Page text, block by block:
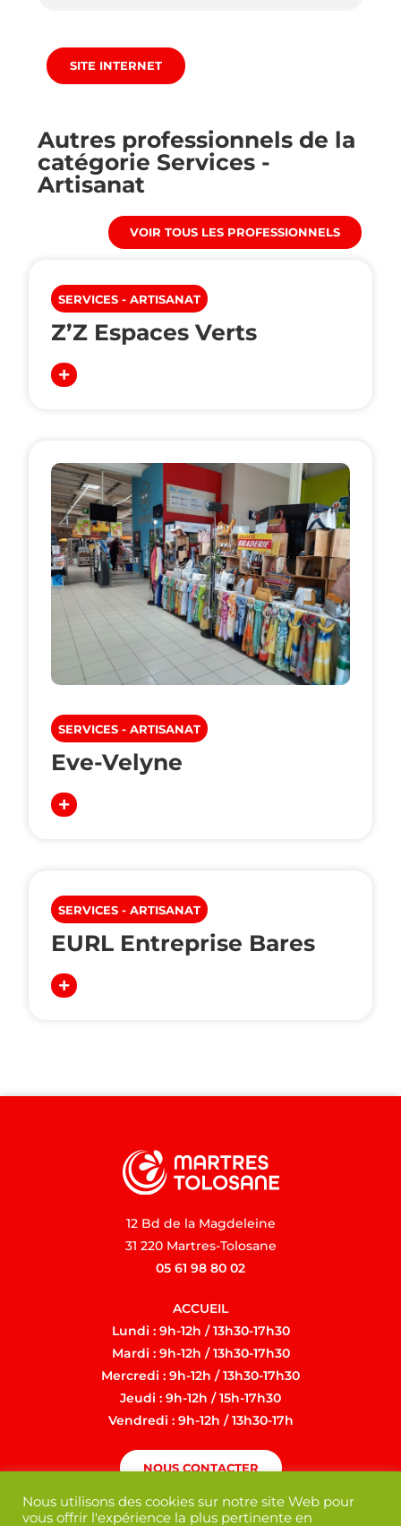
SITE INTERNET
Autres professionnels de la
catégorie Services -
Artisanat
VOIR TOUS LES PROFESSIONNELS
SERVICES - ARTISANAT
Z’Z Espaces Verts
SERVICES - ARTISANAT
Eve-Velyne
SERVICES - ARTISANAT
EURL Entreprise Bares
12 Bd de la Magdeleine
31 220 Martres-Tolosane
05 61 98 80 02
ACCUEIL
Lundi : 9h-12h / 13h30-17h30
Mardi : 9h-12h / 13h30-17h30
Mercredi : 9h-12h / 13h30-17h30
Jeudi : 9h-12h / 15h-17h30
Vendredi : 9h-12h / 13h30-17h
NOUS CONTACTER
Nous utilisons des cookies sur notre site Web pour
vous offrir l'expérience la plus pertinente en